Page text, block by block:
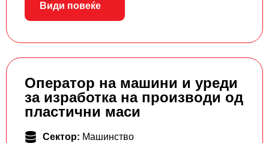
Види повеќе
Оператор на машини и уреди
за изработка на производи од
пластични маси
Сектор: Машинство